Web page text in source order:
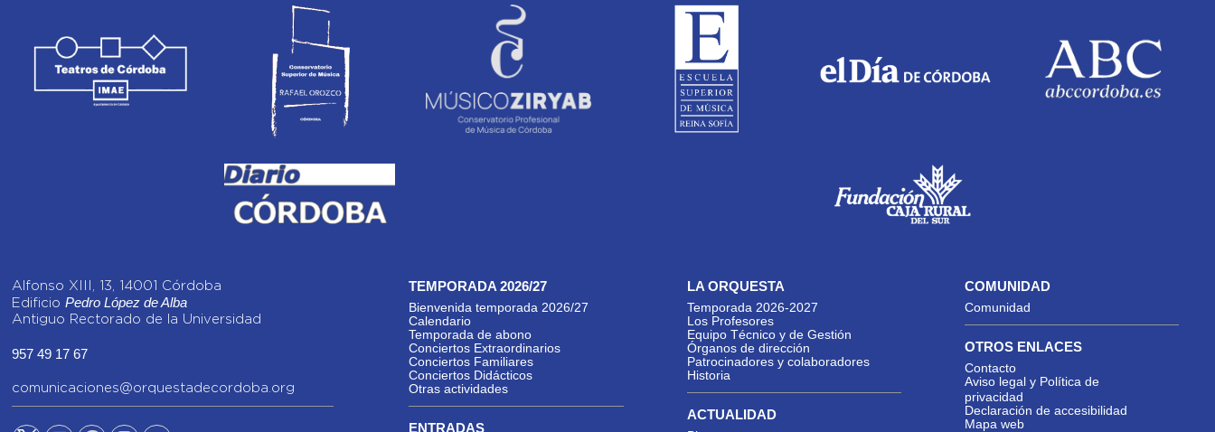
Alfonso XIII, 13, 14001 Córdoba
Edificio Pedro López de Alba
Antiguo Rectorado de la Universidad
957 49 17 67
comunicaciones@orquestadecordoba.org
TEMPORADA 2026/27
Bienvenida temporada 2026/27
Calendario
Temporada de abono
Conciertos Extraordinarios
Conciertos Familiares
Conciertos Didácticos
Otras actividades
ENTRADAS
LA ORQUESTA
Temporada 2026-2027
Los Profesores
Equipo Técnico y de Gestión
Órganos de dirección
Patrocinadores y colaboradores
Historia
ACTUALIDAD
COMUNIDAD
Comunidad
OTROS ENLACES
Contacto
Aviso legal y Política de
privacidad
Declaración de accesibilidad
Mapa web